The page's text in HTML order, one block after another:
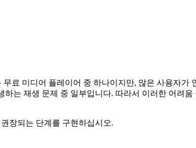
료 미디어 플레이어 중 하나이지만, 많은 사용자
하는 재생 문제 중 일부입니다. 따라서 이러한 어려
장되는 단계를 구현하십시오.